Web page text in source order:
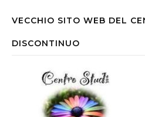
VECCHIO SITO WEB DEL
DISCONTINUO